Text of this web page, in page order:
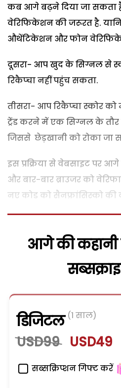
कब आगे बढ़ने दिया जा
वेरिफिकेशन की जरूरत है.
औथेंटिकेशन और फोन
दूसरा- आप खुद के सिग्नल से
रिकैप्चा नहीं पहुंच सकता.
तीसरा- आप रिकैप्चा स्कोर
ट्रेंड करने में एक सिग्नल के
जिससे छेड़खानी को रोका जा
इस प्रक्रिया से वेबसाइट पर
और बार-बार ब्राउजर को
नए कोड को सैनफ्रांसिस्को की
आगे की
डिजिटल (1 साल)
USD99 USD49
सब्सक्रिप्शन गिफ्ट करें